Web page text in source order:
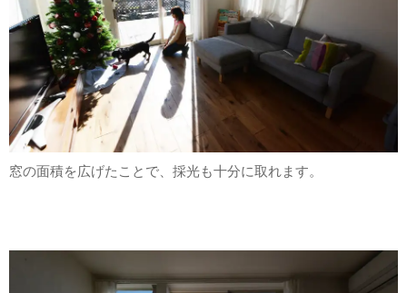
窓の面積を広げたことで、採光も十分に取れます。